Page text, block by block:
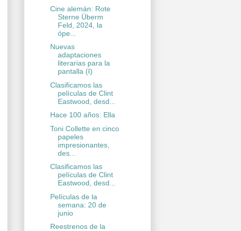
Cine alemán: Rote
Sterne Überm
Feld, 2024, la
ópe...
Nuevas
adaptaciones
literarias para la
pantalla (I)
Clasificamos las
películas de Clint
Eastwood, desd...
Hace 100 años: Ella
Toni Collette en cinco
papeles
impresionantes,
des...
Clasificamos las
películas de Clint
Eastwood, desd...
Películas de la
semana: 20 de
junio
Reestrenos de la